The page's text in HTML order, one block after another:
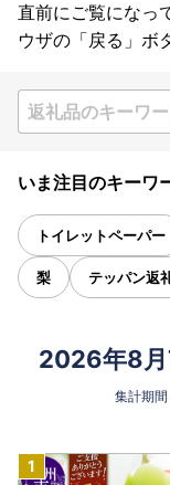
直前にご覧になっ
ウザの「戻る」ボ
いま注目のキーワ
トイレットペーパー
梨 テッパン返
2026年8月
集計期